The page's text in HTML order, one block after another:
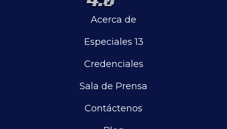
Acerca de
Especiales 13
Credenciales
Sala de Prensa
Contáctenos